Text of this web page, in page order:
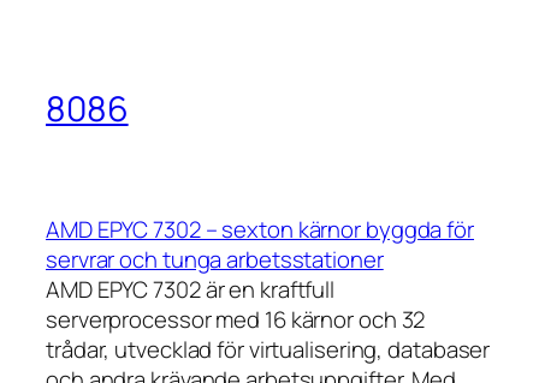
8086
AMD EPYC 7302 – sexton kärnor byggda för
servrar och tunga arbetsstationer
AMD EPYC 7302 är en kraftfull
serverprocessor med 16 kärnor och 32
trådar, utvecklad för virtualisering, databaser